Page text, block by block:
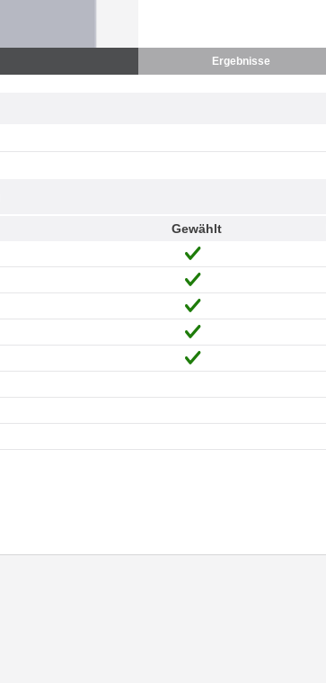
Ergebnisse
Gewählt